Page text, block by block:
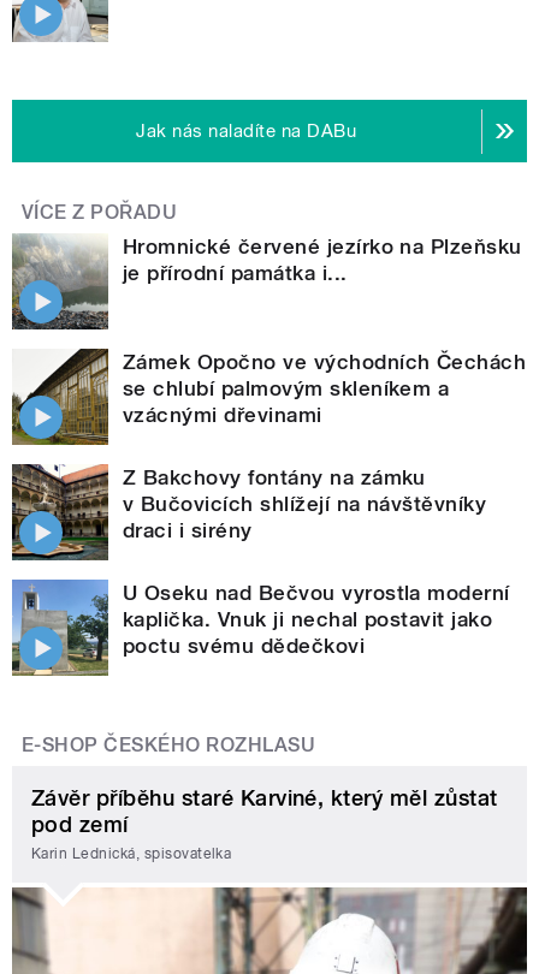
Jak nás naladíte na DABu
VÍCE Z POŘADU
Hromnické červené jezírko na Plzeňsku
je přírodní památka i...
Zámek Opočno ve východních Čechách
se chlubí palmovým skleníkem a
vzácnými dřevinami
Z Bakchovy fontány na zámku
v Bučovicích shlížejí na návštěvníky
draci i sirény
U Oseku nad Bečvou vyrostla moderní
kaplička. Vnuk ji nechal postavit jako
poctu svému dědečkovi
E-SHOP ČESKÉHO ROZHLASU
Závěr příběhu staré Karviné, který měl zůstat
pod zemí
Karin Lednická, spisovatelka